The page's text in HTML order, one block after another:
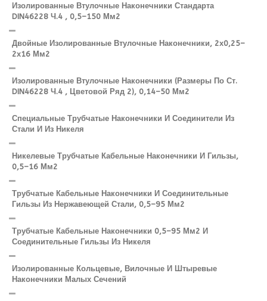
Изолированные Втулочные Наконечники Стандарта
DIN46228 Ч.4 , 0,5–150 Мм2
Двойные Изолированные Втулочные Наконечники, 2х0,25–
2х16 Мм2
Изолированные Втулочные Наконечники (размеры По Ст.
DIN46228 Ч.4 , Цветовой Ряд 2), 0,14–50 Мм2
Специальные Трубчатые Наконечники И Соединители Из
Стали И Из Никеля
Никелевые Трубчатые Кабельные Наконечники И Гильзы,
0,5–16 Мм2
Трубчатые Кабельные Наконечники И Соединительные
Гильзы Из Нержавеющей Стали, 0,5–95 Мм2
Трубчатые Кабельные Наконечники 0,5–95 Мм2 И
Соединительные Гильзы Из Никеля
Изолированные Кольцевые, Вилочные И Штыревые
Наконечники Малых Сечений